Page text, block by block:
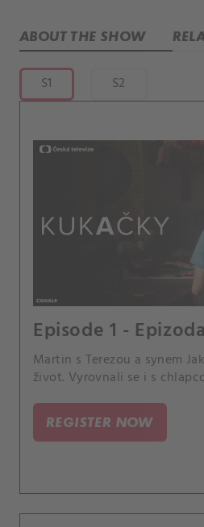
ABOUT THE SHOW
S1 S2
Episode 1 -
Martin s Terezou a synem Jakubem žijí šťastný
život. Vyrovnali se i s
REGISTER NOW